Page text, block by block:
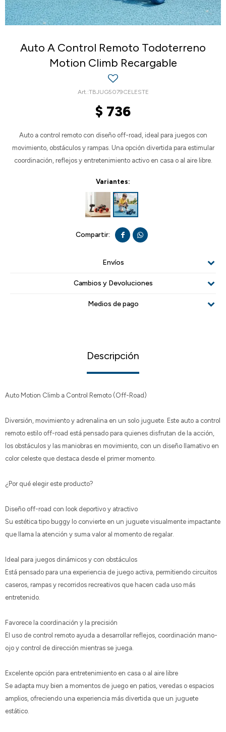
Auto A Control Remoto Todoterreno
Motion Climb Recargable
TBJUG5079CELESTE
$ 736
Auto a control remoto con diseño off-road, ideal para juegos con
movimiento, obstáculos y rampas. Una opción divertida para estimular
coordinación, reflejos y entretenimiento activo en casa o al aire libre.
Variantes:
 
Envíos
Cambios y Devoluciones
Medios de pago
Descripción
Auto Motion Climb a Control Remoto (Off-Road)
Diversión, movimiento y adrenalina en un solo juguete. Este auto a control
remoto estilo off-road está pensado para quienes disfrutan de la acción,
los obstáculos y las maniobras en movimiento, con un diseño llamativo en
color celeste que destaca desde el primer momento.
¿Por qué elegir este producto?
Diseño off-road con look deportivo y atractivo
Su estética tipo buggy lo convierte en un juguete visualmente impactante
que llama la atención y suma valor al momento de regalar.
Ideal para juegos dinámicos y con obstáculos
Está pensado para una experiencia de juego activa, permitiendo circuitos
caseros, rampas y recorridos recreativos que hacen cada uso más
entretenido.
Favorece la coordinación y la precisión
El uso de control remoto ayuda a desarrollar reflejos, coordinación mano-
ojo y control de dirección mientras se juega.
Excelente opción para entretenimiento en casa o al aire libre
Se adapta muy bien a momentos de juego en patios, veredas o espacios
amplios, ofreciendo una experiencia más divertida que un juguete
estático.